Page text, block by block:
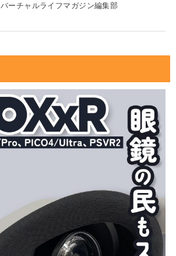
バーチャルライフマガジン編集部